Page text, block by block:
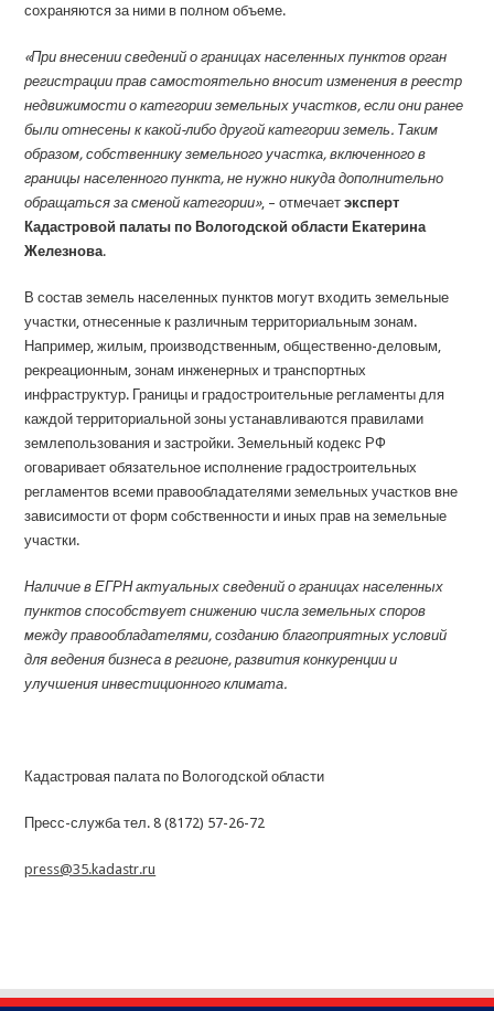
сохраняются за ними в полном объеме.
«При внесении сведений о границах населенных пунктов орган
регистрации прав самостоятельно вносит изменения в реестр
недвижимости о категории земельных участков, если они ранее
были отнесены к какой-либо другой категории земель. Таким
образом, собственнику земельного участка, включенного в
границы населенного пункта, не нужно никуда дополнительно
обращаться за сменой категории», – отмечаетэксперт
Кадастровой палаты по Вологодской области Екатерина
Железнова.
В состав земель населенных пунктов могут входить земельные
участки, отнесенные к различным территориальным зонам.
Например, жилым, производственным, общественно-деловым,
рекреационным, зонам инженерных и транспортных
инфраструктур. Границы и градостроительные регламенты для
каждой территориальной зоны устанавливаются правилами
землепользования и застройки. Земельный кодекс РФ
оговаривает обязательное исполнение градостроительных
регламентов всеми правообладателями земельных участков вне
зависимости от форм собственности и иных прав на земельные
участки.
Наличие в ЕГРН актуальных сведений о границах населенных
пунктов способствует снижению числа земельных споров
между правообладателями, созданию благоприятных условий
для ведения бизнеса в регионе, развития конкуренции и
улучшения инвестиционного климата.
Кадастровая палата по Вологодской области
Пресс-служба тел. 8 (8172) 57-26-72
press@35.kadastr.ru